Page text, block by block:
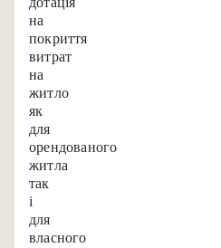
дотація
на
покриття
витрат
на
житло,
як
для
орендованого
житла,
так
і
для
власного